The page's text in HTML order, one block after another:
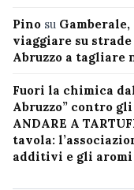
Pino su
viaggiare su
Abruzzo a tagliare
Fuori la chimica
Abruzzo” contro
ANDARE A
tavola:
additivi e gli